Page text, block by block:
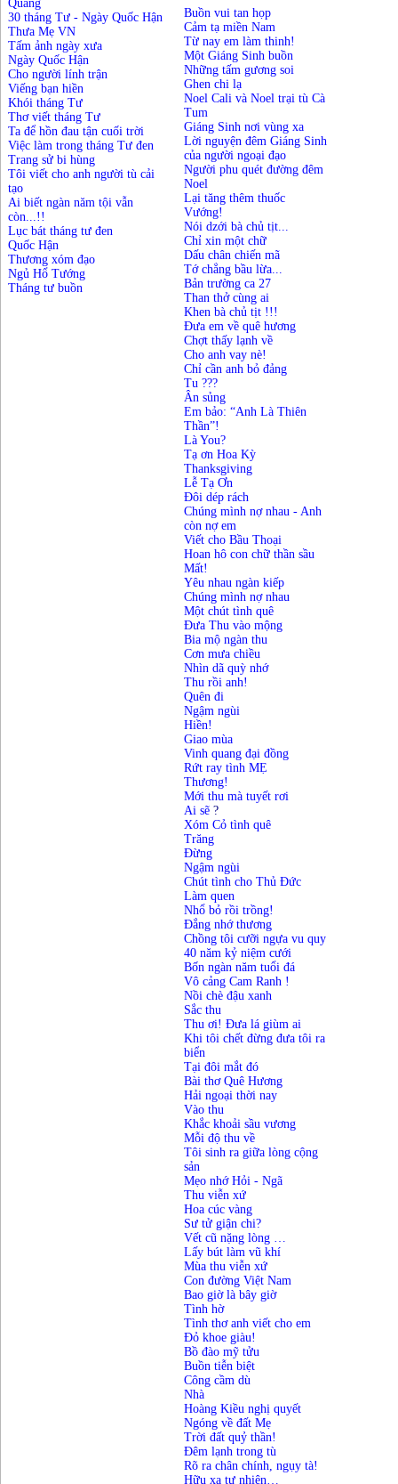
Quang
30 tháng Tư - Ngày Quốc Hận
Thưa Mẹ VN
Tấm ảnh ngày xưa
Ngày Quốc Hận
Cho người lính trận
Viếng bạn hiền
Khói tháng Tư
Thơ viết tháng Tư
Ta để hồn đau tận cuối trời
Việc làm trong tháng Tư đen
Trang sử bi hùng
Tôi viết cho anh người tù cải
tạo
Ai biết ngàn năm tội vẫn
còn...!!
Lục bát tháng tư đen
Quốc Hận
Thương xóm đạo
Ngủ Hổ Tướng
Tháng tư buồn
Buồn vui tan họp
Cảm tạ miền Nam
Từ nay em làm thinh!
Một Giáng Sinh buồn
Những tấm gương soi
Ghen chi lạ
Noel Cali và Noel trại tù Cà
Tum
Giáng Sinh nơi vùng xa
Lời nguyện đêm Giáng Sinh
của người ngoại đạo
Người phu quét đường đêm
Noel
Lại tăng thêm thuốc
Vướng!
Nói dzới bà chủ tịt...
Chỉ xin một chữ
Dấu chân chiến mã
Tớ chẳng bầu lừa...
Bản trường ca 27
Than thở cùng ai
Khen bà chủ tịt !!!
Đưa em về quê hương
Chợt thấy lạnh về
Cho anh vay nè!
Chỉ cần anh bỏ đảng
Tu ???
Ân sủng
Em bảo: “Anh Là Thiên
Thần”!
Là You?
Tạ ơn Hoa Kỳ
Thanksgiving
Lễ Tạ Ơn
Đôi dép rách
Chúng mình nợ nhau - Anh
còn nợ em
Viết cho Bầu Thoại
Hoan hô con chữ thần sầu
Mất!
Yêu nhau ngàn kiếp
Chúng mình nợ nhau
Một chút tình quê
Đưa Thu vào mộng
Bia mộ ngàn thu
Cơn mưa chiều
Nhìn dã quỳ nhớ
Thu rồi anh!
Quên đi
Ngậm ngùi
Hiền!
Giao mùa
Vinh quang đại đồng
Rứt ray tình MẸ
Thương!
Mới thu mà tuyết rơi
Ai sẽ ?
Xóm Cỏ tình quê
Trăng
Đừng
Ngậm ngùi
Chút tình cho Thủ Đức
Làm quen
Nhổ bỏ rồi trồng!
Đắng nhớ thương
Chồng tôi cưỡi ngựa vu quy
40 năm kỷ niệm cưới
Bốn ngàn năm tuổi đá
Vô cảng Cam Ranh !
Nồi chè đậu xanh
Sắc thu
Thu ơi! Đưa lá giùm ai
Khi tôi chết đừng đưa tôi ra
biển
Tại đôi mắt đó
Bài thơ Quê Hương
Hải ngoại thời nay
Vào thu
Khắc khoải sầu vương
Mỗi độ thu về
Tôi sinh ra giữa lòng cộng
sản
Mẹo nhớ Hỏi - Ngã
Thu viễn xứ
Hoa cúc vàng
Sư tử giận chi?
Vết cũ nặng lòng …
Lấy bút làm vũ khí
Mùa thu viễn xứ
Con đường Việt Nam
Bao giờ là bây giờ
Tình hờ
Tình thơ anh viết cho em
Đỏ khoe giàu!
Bồ đào mỹ tửu
Buồn tiễn biệt
Công cầm dù
Nhà
Hoàng Kiều nghị quyết
Ngóng về đất Mẹ
Trời đất quỷ thần!
Đêm lạnh trong tù
Rõ ra chân chính, ngụy tà!
Hữu xạ tự nhiên…